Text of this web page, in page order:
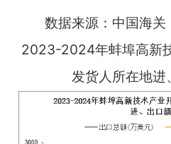
数据来源：中国海
2023-2024年蚌埠高新
发货人所在地进